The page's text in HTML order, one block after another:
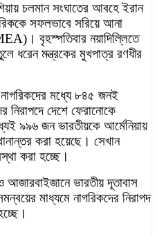
চলমান সংঘাতের আবহে ইরান
সফলভাবে সরিয়ে আনা
বৃহস্পতিবার নয়াদিল্লিতে
ধরেন মন্ত্রকের মুখপাত্র রণধীর
মধ্যে ৮৪৫ জনই
নিরাপদে দেশে ফেরানোকে
৯৯৬ জন ভারতীয়কে আর্মেনিয়ায়
করা হয়েছে। সেখান
করা হচ্ছে।
আজারবাইজানে ভারতীয় দূতাবাস
মাধ্যমে নাগরিকদের নিরাপদ